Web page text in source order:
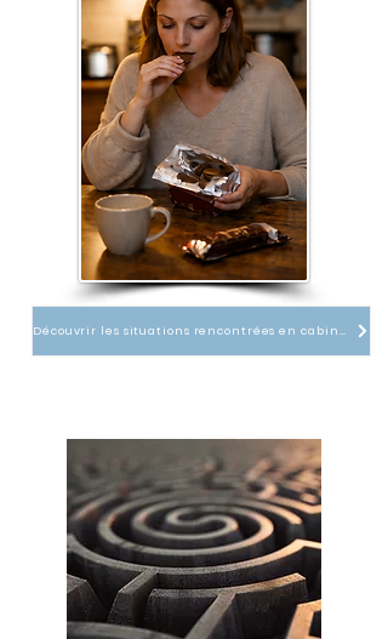
Découvrir les situations rencontrées en cabinet